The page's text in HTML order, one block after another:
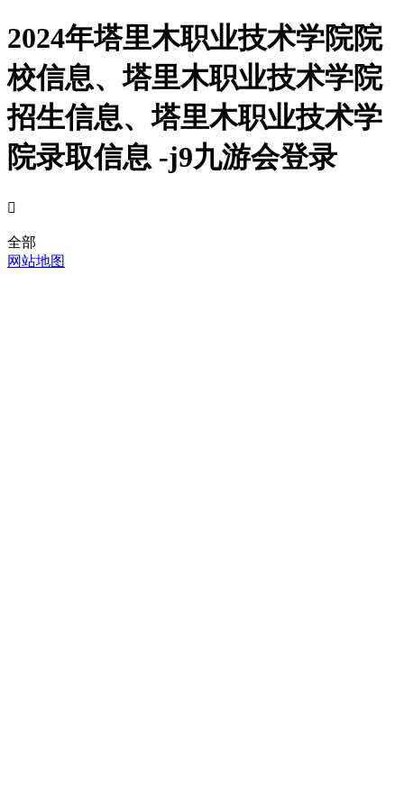
2024年塔里木职业技术学院院
校信息、塔里木职业技术学院
招生信息、塔里木职业技术学
院录取信息 -j9九游会登录

全部
网站地图